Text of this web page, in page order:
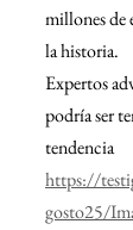
millones de
la historia.
Expertos
podría ser
tendencia
https://
gosto25/